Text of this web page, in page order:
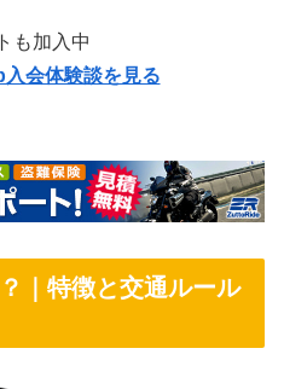
も加入中
会体験談を見る
｜特徴と交通ルール